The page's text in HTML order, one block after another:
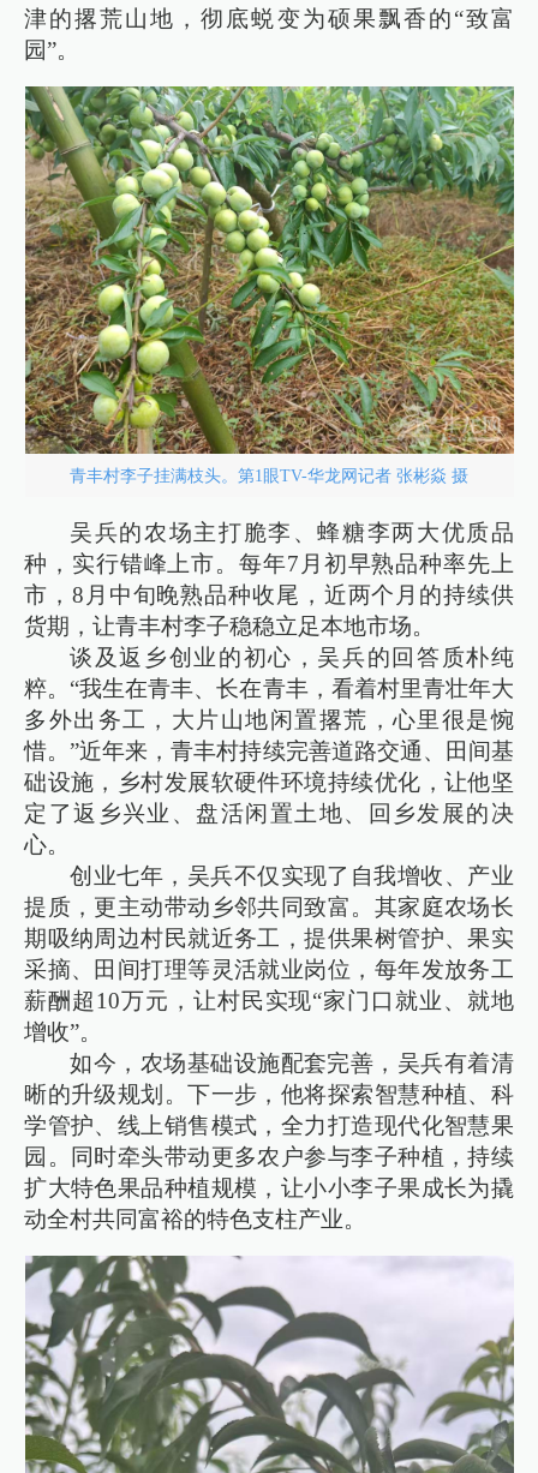
津的撂荒山地，彻底蜕变为硕果飘香的“致富
园”。
青丰村李子挂满枝头。第1眼TV-华龙网记者 张彬焱 摄
吴兵的农场主打脆李、蜂糖李两大优质品
种，实行错峰上市。每年7月初早熟品种率先上
市，8月中旬晚熟品种收尾，近两个月的持续供
货期，让青丰村李子稳稳立足本地市场。
谈及返乡创业的初心，吴兵的回答质朴纯
粹。“我生在青丰、长在青丰，看着村里青壮年大
多外出务工，大片山地闲置撂荒，心里很是惋
惜。”近年来，青丰村持续完善道路交通、田间基
础设施，乡村发展软硬件环境持续优化，让他坚
定了返乡兴业、盘活闲置土地、回乡发展的决
心。
创业七年，吴兵不仅实现了自我增收、产业
提质，更主动带动乡邻共同致富。其家庭农场长
期吸纳周边村民就近务工，提供果树管护、果实
采摘、田间打理等灵活就业岗位，每年发放务工
薪酬超10万元，让村民实现“家门口就业、就地
增收”。
如今，农场基础设施配套完善，吴兵有着清
晰的升级规划。下一步，他将探索智慧种植、科
学管护、线上销售模式，全力打造现代化智慧果
园。同时牵头带动更多农户参与李子种植，持续
扩大特色果品种植规模，让小小李子果成长为撬
动全村共同富裕的特色支柱产业。